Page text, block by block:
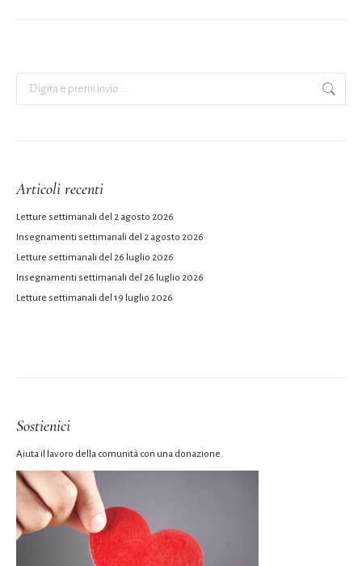
Articoli recenti
Letture settimanali del 2 agosto 2026
Insegnamenti settimanali del 2 agosto 2026
Letture settimanali del 26 luglio 2026
Insegnamenti settimanali del 26 luglio 2026
Letture settimanali del 19 luglio 2026
Sostienici
Aiuta il lavoro della comunità con una donazione.